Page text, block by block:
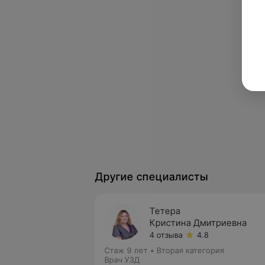
Другие специалисты
Тетера
Кристина Дмитриевна
4 отзыва
4.8
Стаж 9 лет • Вторая категория
Врач УЗД